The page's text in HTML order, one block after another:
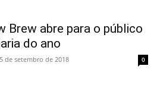
Brew abre para o público
do ano
de setembro de 2018 0